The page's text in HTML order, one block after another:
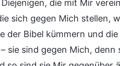
Diejenigen, die mit Mir
sich gegen Mich stellen,
der Bibel kümmern und
sie sind gegen Mich,